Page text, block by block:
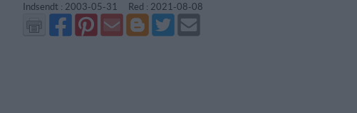
Indsendt : 2003-05-31 Red : 2021-08-08
Del
på
Facebook
Del
på
Pinterest
Send
via
GMail
Del
på
Blogger
Del
på
Twitter
Send
mail